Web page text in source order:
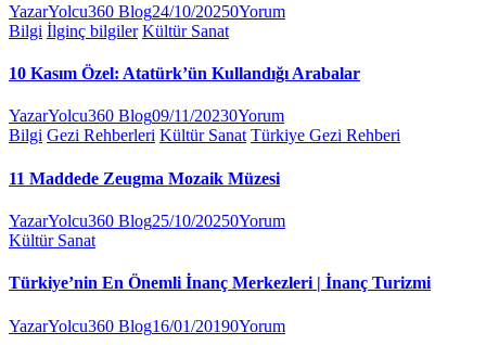
YazarYolcu360 Blog24/10/20250Yorum
Bilgi İlginç bilgiler Kültür Sanat
10 Kasım Özel: Atatürk’ün Kullandığı Arabalar
YazarYolcu360 Blog09/11/20230Yorum
Bilgi Gezi Rehberleri Kültür Sanat Türkiye Gezi Rehberi
11 Maddede Zeugma Mozaik Müzesi
YazarYolcu360 Blog25/10/20250Yorum
Kültür Sanat
Türkiye’nin En Önemli İnanç Merkezleri | İnanç Turizmi
YazarYolcu360 Blog16/01/20190Yorum